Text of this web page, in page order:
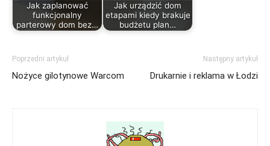
Jak zaplanować
funkcjonalny
parterowy dom bez…
Jak urządzić dom
etapami kiedy brakuje
budżetu plan…
Poprzedni artykuł
Nożyce gilotynowe Warcom
Następny artykuł
Drukarnie i reklama w Łodzi